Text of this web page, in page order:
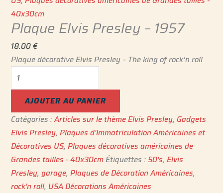
40x30cm
Plaque Elvis Presley – 1957
18.00€
Plaque décorative Elvis Presley – The king of rock’n roll
AJOUTER AU PANIER
Catégories :Articles sur le thème Elvis Presley,Gadgets
Elvis Presley,Plaques d'Immatriculation Américaines et
Décoratives US,Plaques décoratives américaines de
Grandes tailles - 40x30cmÉtiquettes :50's,Elvis
Presley,garage,Plaques de Décoration Américaines,
rock'n roll, USA Décorations Américaines